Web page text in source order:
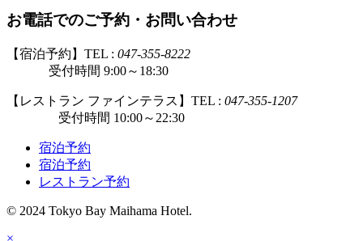
お電話でのご予約・お問い合わせ
【宿泊予約】TEL : 047-355-8222
受付時間 9:00～18:30
【レストラン ファインテラス】TEL : 047-355-1207
受付時間 10:00～22:30
宿泊予約
宿泊予約
レストラン予約
© 2024 Tokyo Bay Maihama Hotel.
×